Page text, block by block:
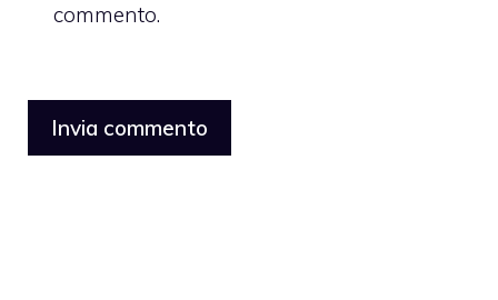
commento.